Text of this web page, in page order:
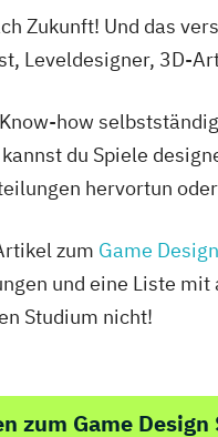
Zukunft! Und das
Leveldesigner, 3D-
how
du Spiele
hervortun
zum Game
und eine Liste
Studium nicht!
zum Game Design